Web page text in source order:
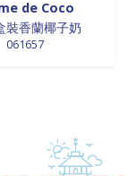
de Coco
裝香蘭椰子奶
061657